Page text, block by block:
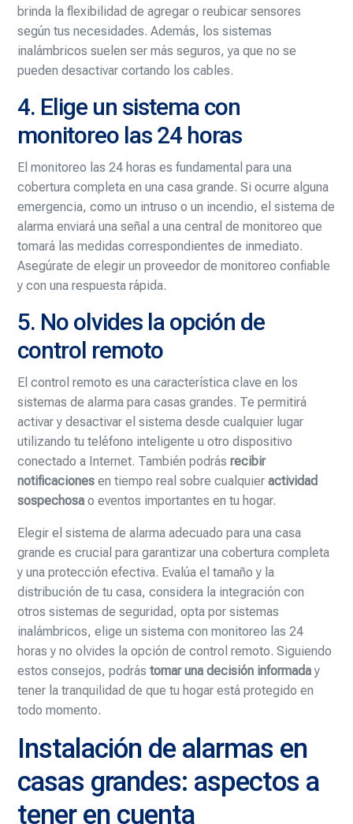
brinda la flexibilidad de agregar o reubicar sensores
según tus necesidades. Además, los sistemas
inalámbricos suelen ser más seguros, ya que no se
pueden desactivar cortando los cables.
4. Elige un sistema con
monitoreo las 24 horas
El monitoreo las 24 horas es fundamental para una
cobertura completa en una casa grande. Si ocurre alguna
emergencia, como un intruso o un incendio, el sistema de
alarma enviará una señal a una central de monitoreo que
tomará las medidas correspondientes de inmediato.
Asegúrate de elegir un proveedor de monitoreo confiable
y con una respuesta rápida.
5. No olvides la opción de
control remoto
El control remoto es una característica clave en los
sistemas de alarma para casas grandes. Te permitirá
activar y desactivar el sistema desde cualquier lugar
utilizando tu teléfono inteligente u otro dispositivo
conectado a Internet. También podrásrecibir
notificaciones en tiempo real sobre cualquieractividad
sospechosa o eventos importantes en tu hogar.
Elegir el sistema de alarma adecuado para una casa
grande es crucial para garantizar una cobertura completa
y una protección efectiva. Evalúa el tamaño y la
distribución de tu casa, considera la integración con
otros sistemas de seguridad, opta por sistemas
inalámbricos, elige un sistema con monitoreo las 24
horas y no olvides la opción de control remoto. Siguiendo
estos consejos, podrástomar una decisión informada y
tener la tranquilidad de que tu hogar está protegido en
todo momento.
Instalación de alarmas en
casas grandes: aspectos a
tener en cuenta